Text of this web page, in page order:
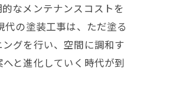
なメンテナンスコストを
の塗装工事は、ただ塗る
グを行い、空間に調和す
と進化していく時代が到